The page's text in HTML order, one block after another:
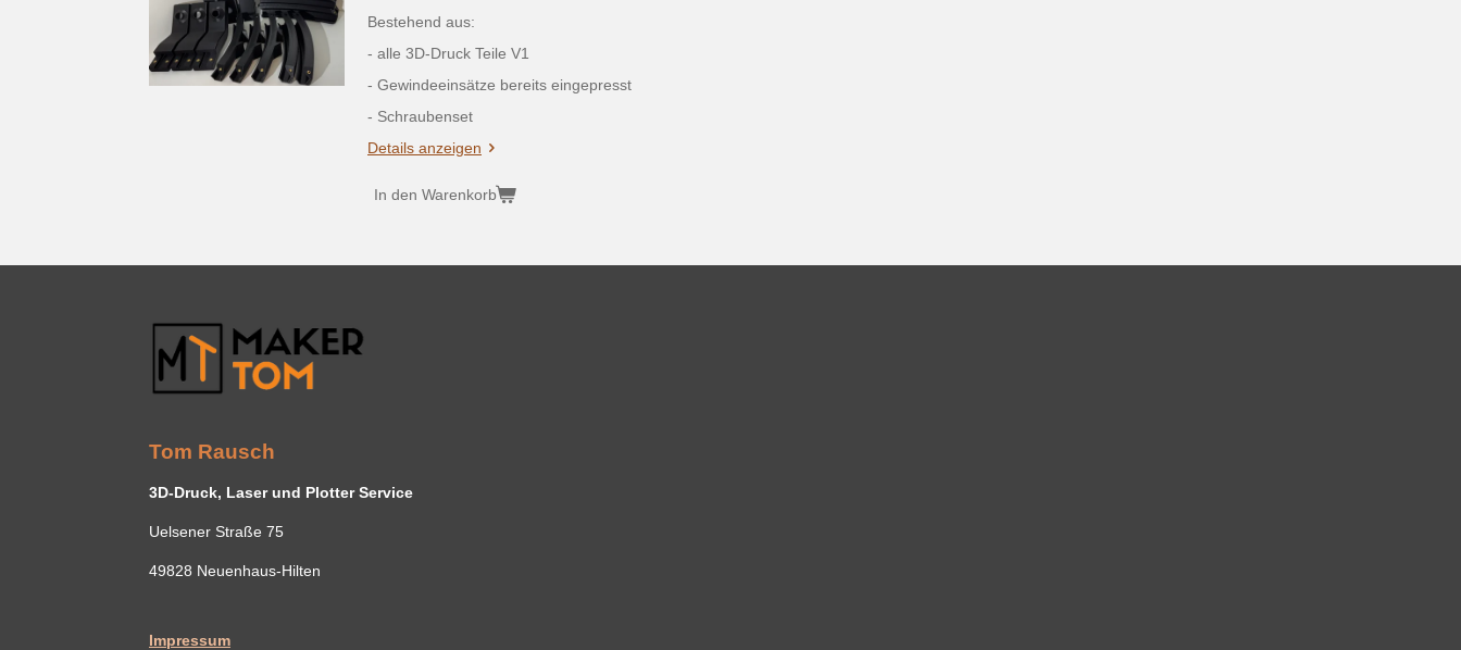
Bestehend aus:
- alle 3D-Druck Teile V1
- Gewindeeinsätze bereits eingepresst
- Schraubenset
Details anzeigen
In den Warenkorb
Tom Rausch
3D-Druck, Laser und Plotter Service
Uelsener Straße 75
49828 Neuenhaus-Hilten
Impressum